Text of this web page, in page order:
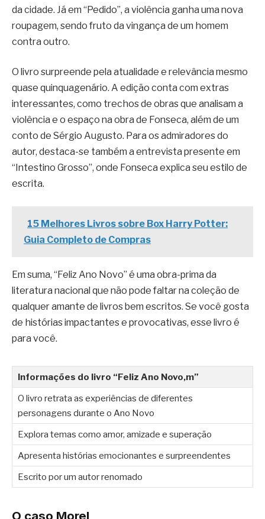
da cidade. Já em “Pedido”, a violência ganha uma nova
roupagem, sendo fruto da vingança de um homem
contra outro.
O livro surpreende pela atualidade e relevância mesmo
quase quinquagenário. A edição conta com extras
interessantes, como trechos de obras que analisam a
violência e o espaço na obra de Fonseca, além de um
conto de Sérgio Augusto. Para os admiradores do
autor, destaca-se também a entrevista presente em
“Intestino Grosso”, onde Fonseca explica seu estilo de
escrita.
15 Melhores Livros sobre Box Harry Potter:
Guia Completo de Compras
Em suma, “Feliz Ano Novo” é uma obra-prima da
literatura nacional que não pode faltar na coleção de
qualquer amante de livros bem escritos. Se você gosta
de histórias impactantes e provocativas, esse livro é
para você.
Informações do livro “Feliz Ano Novo,m”
O livro retrata as experiências de diferentes
personagens durante o Ano Novo
Explora temas como amor, amizade e superação
Apresenta histórias emocionantes e surpreendentes
Escrito por um autor renomado
O caso Morel